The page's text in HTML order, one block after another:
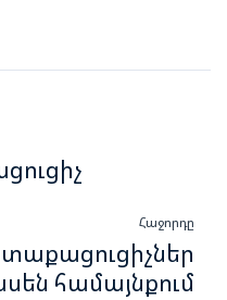
Հաջորդը
համայնքում